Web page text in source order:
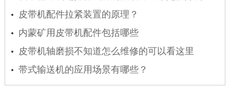
皮带机配件拉紧装置的原理？
内蒙矿用皮带机配件包括哪些
皮带机轴磨损不知道怎么维修的可以看这里
带式输送机的应用场景有哪些？